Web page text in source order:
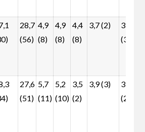
28,7
(56)
4,9
(8)
4,9
(8)
4,4
(8)
3,7 (2)
3,7
(3)
27,6
(51)
5,7
(11)
5,2
(10)
3,5
(2)
3,9 (3)
3,2
(2)